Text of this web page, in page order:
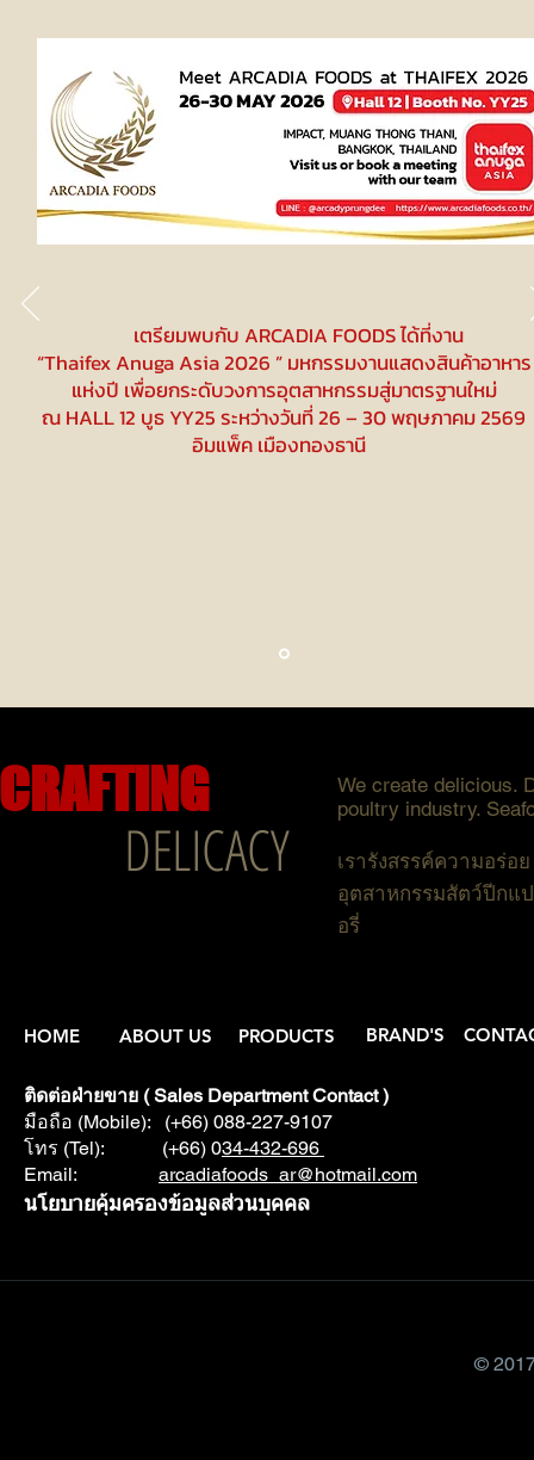
เตรียมพบกับ ARCADIA FOODS ได้ที่งาน
“Thaifex Anuga Asia 2026 ” มหกรรมงานแสดงสินค้าอาหาร
แห่งปี เพื่อยกระดับวงการอุตสาหกรรมสู่มาตรฐานใหม่
ณ HALL 12 บูธ YY25 ระหว่างวันที่ 26 – 30 พฤษภาคม 2569
อิมแพ็ค เมืองทองธานี
DELICACY
CRAFTING
We create delicious.
poultry industry.
เรารังสรรค์ความอร่
อุตสาหกรรมสัตว์ปีกแ
อรี่
HOME ABOUT US PRODUCTS BRAND'S
ติดต่อฝ่ายขาย ( Sales Department Contact )
มือถือ (Mobile): (+66) 088-227-9107
โทร (Tel): (+66) 034-432-696
Email: arcadiafoods_ar@hotmail.com
นโยบายคุ้มครองข้อมูลส่วนบุคคล
©